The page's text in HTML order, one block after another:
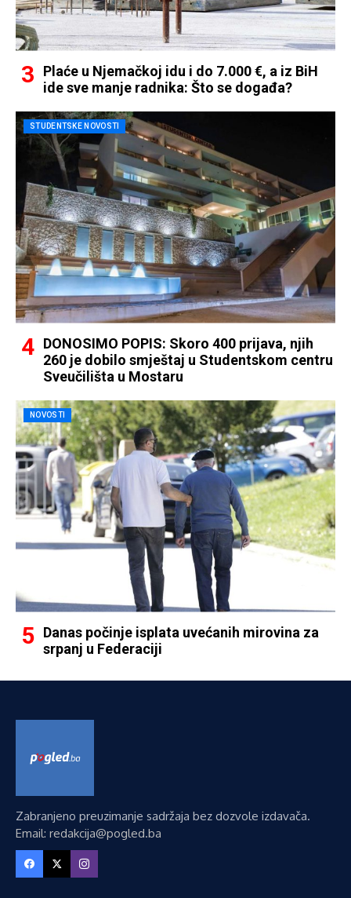
Plaće u Njemačkoj idu i do 7.000 €, a iz BiH
ide sve manje radnika: Što se događa?
STUDENTSKE NOVOSTI
DONOSIMO POPIS: Skoro 400 prijava, njih
260 je dobilo smještaj u Studentskom centru
Sveučilišta u Mostaru
NOVOSTI
Danas počinje isplata uvećanih mirovina za
srpanj u Federaciji
Zabranjeno preuzimanje sadržaja bez dozvole izdavača.
Email: redakcija@pogled.ba